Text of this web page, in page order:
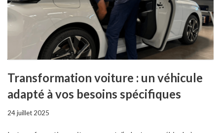
Transformation voiture : un véhicule
adapté à vos besoins spécifiques
24 juillet 2025